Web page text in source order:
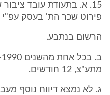
15. א. בתעודת עובד
פירוט שכר הת' בעסק עפ"י
הרשום בנתבע.
מתע"צ, 12 חודשים.
ג. לא נמצא דיווח נוסף מעבר